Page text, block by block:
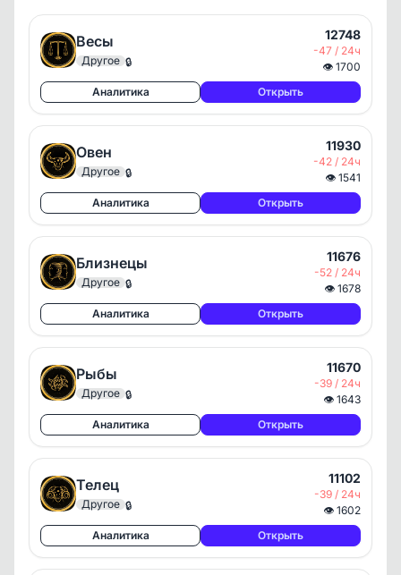
Весы
Другое 🔒
12748
-47 / 24ч
👁 1700
Аналитика
Открыть
Овен
Другое 🔒
11930
-42 / 24ч
👁 1541
Аналитика
Открыть
Близнецы
Другое 🔒
11676
-52 / 24ч
👁 1678
Аналитика
Открыть
Рыбы
Другое 🔒
11670
-39 / 24ч
👁 1643
Аналитика
Открыть
Телец
Другое 🔒
11102
-39 / 24ч
👁 1602
Аналитика
Открыть